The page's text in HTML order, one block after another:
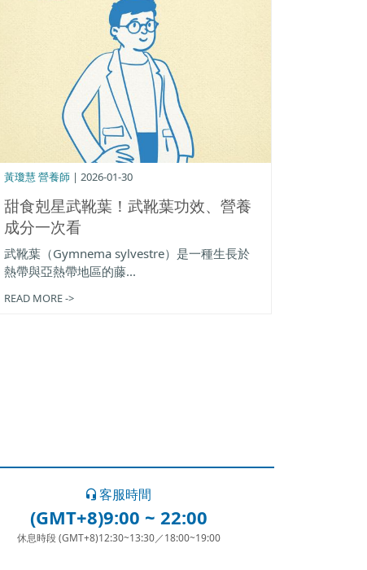
甜食剋星武靴葉！武靴葉功效、營養
成分一次看
黃瓊慧 營養師 | 2026-01-30
武靴葉（Gymnema sylvestre）是一種生長於
熱帶與亞熱帶地區的藤...
READ MORE ->
客服時間
(GMT+8)9:00 ~ 22:00
休息時段 (GMT+8)12:30~13:30／18:00~19:00